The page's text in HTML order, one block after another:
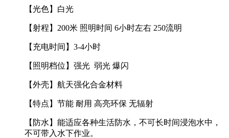
【光色】白光
【射程】200米 照明时间 6小时左右 250流明
【充电时间】3-4小时
【照明档位】强光 弱光 爆闪
【外壳】航天强化合金材料
【特点】节能 耐用 高亮环保 无辐射
【防水】能适应各种生活防水，不可长时间浸泡水中，
不可带入水下作业。